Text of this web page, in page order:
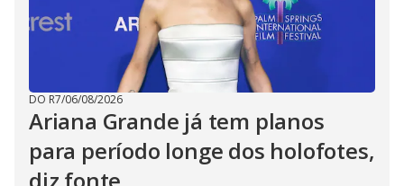
DO R7/06/08/2026
Ariana Grande já tem planos
para período longe dos holofotes,